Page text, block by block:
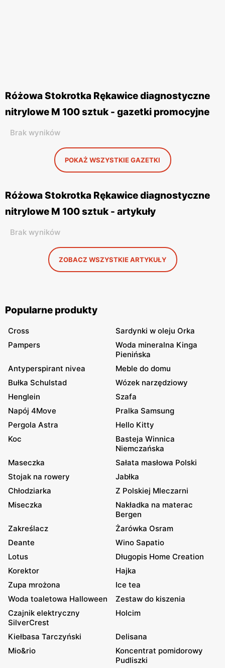
Różowa Stokrotka Rękawice diagnostyczne
nitrylowe M 100 sztuk - gazetki promocyjne
Brak wyników
POKAŻ WSZYSTKIE GAZETKI
Różowa Stokrotka Rękawice diagnostyczne
nitrylowe M 100 sztuk - artykuły
Brak wyników
ZOBACZ WSZYSTKIE ARTYKUŁY
Popularne produkty
Cross
Sardynki w oleju Orka
Pampers
Woda mineralna Kinga
Pienińska
Antyperspirant nivea
Meble do domu
Bułka Schulstad
Wózek narzędziowy
Henglein
Szafa
Napój 4Move
Pralka Samsung
Pergola Astra
Hello Kitty
Koc
Basteja Winnica
Niemczańska
Maseczka
Sałata masłowa Polski
Stojak na rowery
Jabłka
Chłodziarka
Z Polskiej Mleczarni
Miseczka
Nakładka na materac
Bergen
Zakreślacz
Żarówka Osram
Deante
Wino Sapatio
Lotus
Długopis Home Creation
Korektor
Hajka
Zupa mrożona
Ice tea
Woda toaletowa Halloween
Zestaw do kiszenia
Czajnik elektryczny
SilverCrest
Holcim
Kiełbasa Tarczyński
Delisana
Mio&rio
Koncentrat pomidorowy
Pudliszki